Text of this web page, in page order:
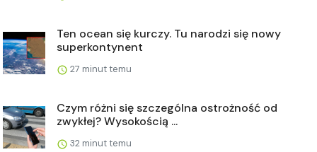
Ten ocean się kurczy. Tu narodzi się nowy
superkontynent
27 minut temu
Czym różni się szczególna ostrożność od
zwykłej? Wysokością ...
32 minut temu